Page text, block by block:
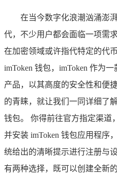
在当今数字化浪潮汹涌澎
代，不少用户都会面临一项需
在加密领域或许指代特定的代
imToken 钱包，imToken 作为
产品，以其高度的安全性和便
的青睐，就让我们一同详细了
钱包。 你得前往官方指定渠道
并安装 imToken 钱包应用程序
统给出的清晰提示进行注册与
有两种选择，既可以创建全新